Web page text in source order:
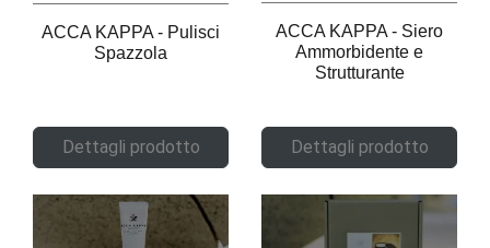
ACCA KAPPA - Pulisci
Spazzola
Dettagli prodotto
ACCA KAPPA - Siero
Ammorbidente e
Strutturante
Dettagli prodotto